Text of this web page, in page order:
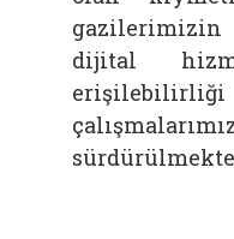
dijital